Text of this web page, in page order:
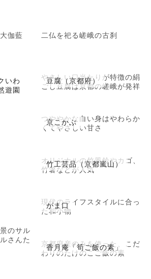
伽藍 二仏を祀る嵯峨の古刹
いわ
遊園
のサル
さんた
豆腐（京都府）
やさしい口当たりが特徴の絹
ごし豆腐は京都の嵯峨が発祥
京こかぶ
つややかな白い身はやわらか
くてやさしい甘さ
竹工芸品（京都嵐山）
オリジナルの竹風鈴やカゴ、
竹箸などが人気
がま口
現代のライフスタイルに合っ
た和小物
香月庵「筍ご飯の素」
京都府産のみを使った、こだ
わりのたけのこご飯の素